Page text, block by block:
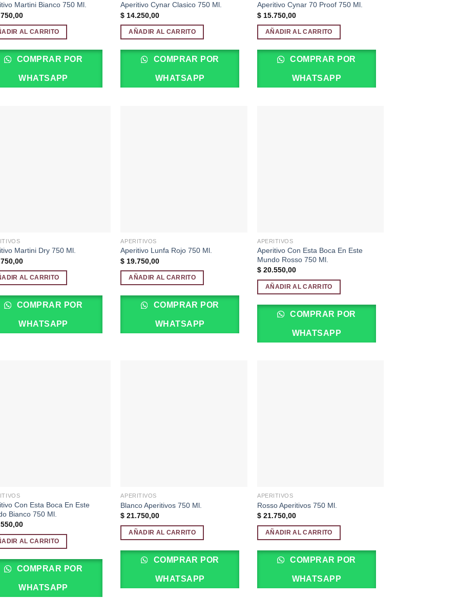
Martini Bianco 750 Ml.
AL CARRITO
COMPRAR POR
WHATSAPP
Aperitivo Cynar Clasico 750 Ml.
$ 14.250,00
AÑADIR AL CARRITO
COMPRAR POR
WHATSAPP
Aperitivo Cynar 70 Proof 750 Ml.
$ 15.750,00
AÑADIR AL CARRITO
COMPRAR POR
WHATSAPP
Martini Dry 750 Ml.
AL CARRITO
COMPRAR POR
WHATSAPP
APERITIVOS
Aperitivo Lunfa Rojo 750 Ml.
$ 19.750,00
AÑADIR AL CARRITO
COMPRAR POR
WHATSAPP
APERITIVOS
Aperitivo Con Esta Boca En Este
Mundo Rosso 750 Ml.
$ 20.550,00
AÑADIR AL CARRITO
COMPRAR POR
WHATSAPP
Con Esta Boca En Este
Bianco 750 Ml.
AL CARRITO
COMPRAR POR
WHATSAPP
APERITIVOS
Blanco Aperitivos 750 Ml.
$ 21.750,00
AÑADIR AL CARRITO
COMPRAR POR
WHATSAPP
APERITIVOS
Rosso Aperitivos 750 Ml.
$ 21.750,00
AÑADIR AL CARRITO
COMPRAR POR
WHATSAPP